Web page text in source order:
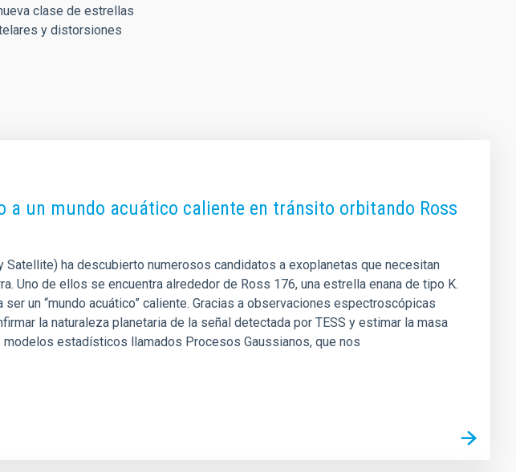
clase de estrellas
y distorsiones
a un mundo acuático caliente en tránsito orbitando Ross
Satellite) ha descubierto numerosos candidatos a exoplanetas que necesitan
Uno de ellos se encuentra alrededor de Ross 176, una estrella enana de tipo K.
un “mundo acuático” caliente. Gracias a observaciones espectroscópicas
la naturaleza planetaria de la señal detectada por TESS y estimar la masa
estadísticos llamados Procesos Gaussianos, que nos